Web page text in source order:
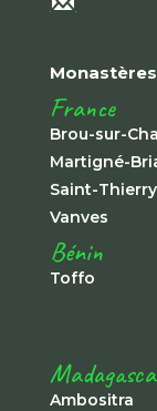
Monastères
France
Brou-sur-
Martigné-
Saint-Thierry
Vanves
Bénin
Toffo
Ambositra